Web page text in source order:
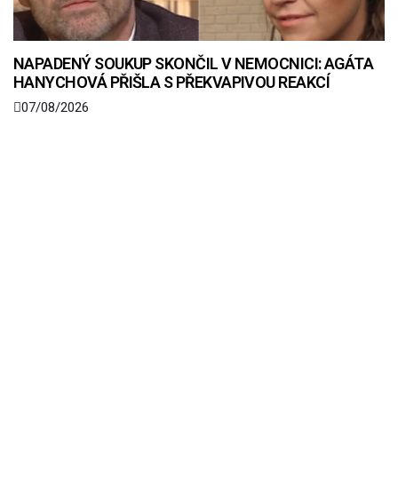
NAPADENÝ SOUKUP SKONČIL V NEMOCNICI: AGÁTA
HANYCHOVÁ PŘIŠLA S PŘEKVAPIVOU REAKCÍ
07/08/2026